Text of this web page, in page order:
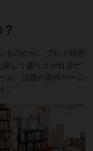
ものから、プレイ時間
しく盛り上がれるゲ
ム、話題の新作ゲーム
。